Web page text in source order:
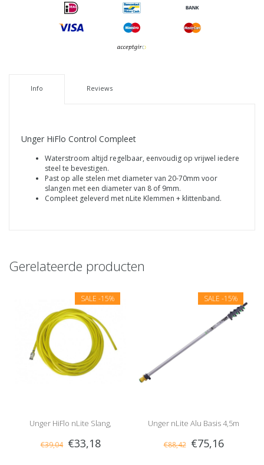
Info Reviews
Unger HiFlo Control Compleet
Waterstroom altijd regelbaar, eenvoudig op vrijwel iedere
steel te bevestigen.
Past op alle stelen met diameter van 20-70mm voor
slangen met een diameter van 8 of 9mm.
Compleet geleverd met nLite Klemmen + klittenband.
Gerelateerde producten
SALE -15%
Unger HiFlo nLite Slang,
Compleet
€39,04 €33,18
SALE -15%
Unger nLite Alu Basis 4,5m
Telescoopsteel
€88,42 €75,16